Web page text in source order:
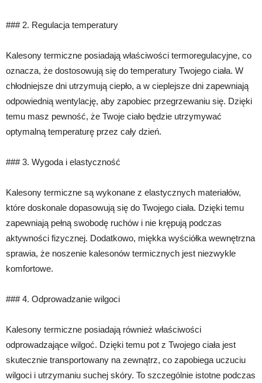
### 2. Regulacja temperatury
Kalesony termiczne posiadają właściwości termoregulacyjne, co
oznacza, że dostosowują się do temperatury Twojego ciała. W
chłodniejsze dni utrzymują ciepło, a w cieplejsze dni zapewniają
odpowiednią wentylację, aby zapobiec przegrzewaniu się. Dzięki
temu masz pewność, że Twoje ciało będzie utrzymywać
optymalną temperaturę przez cały dzień.
### 3. Wygoda i elastyczność
Kalesony termiczne są wykonane z elastycznych materiałów,
które doskonale dopasowują się do Twojego ciała. Dzięki temu
zapewniają pełną swobodę ruchów i nie krępują podczas
aktywności fizycznej. Dodatkowo, miękka wyściółka wewnętrzna
sprawia, że noszenie kalesonów termicznych jest niezwykle
komfortowe.
### 4. Odprowadzanie wilgoci
Kalesony termiczne posiadają również właściwości
odprowadzające wilgoć. Dzięki temu pot z Twojego ciała jest
skutecznie transportowany na zewnątrz, co zapobiega uczuciu
wilgoci i utrzymaniu suchej skóry. To szczególnie istotne podczas